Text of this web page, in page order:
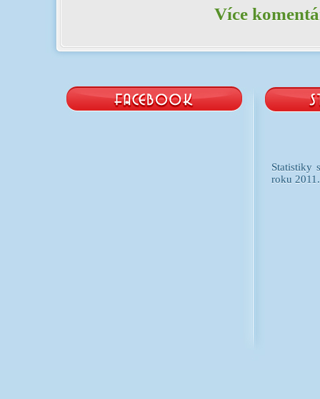
Více
Statistiky
roku 2011.